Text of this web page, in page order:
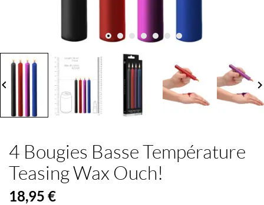
4 Bougies Basse Température
Teasing Wax Ouch!
18,95 €